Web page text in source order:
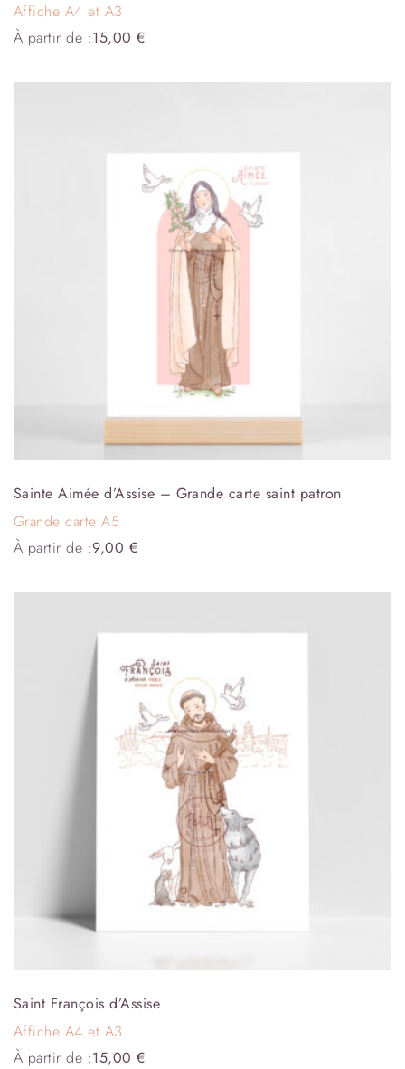
Affiche A4 et A3
À partir de :15,00€
Sainte Aimée d’Assise – Grande carte saint patron
Grande carte A5
À partir de :9,00 €
Saint François d’Assise
Affiche A4 et A3
À partir de :15,00€